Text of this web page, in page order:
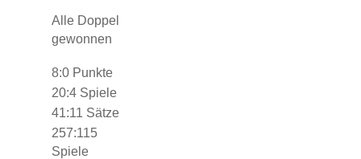
Alle Doppel
gewonnen
8:0 Punkte
20:4 Spiele
41:11 Sätze
257:115
Spiele